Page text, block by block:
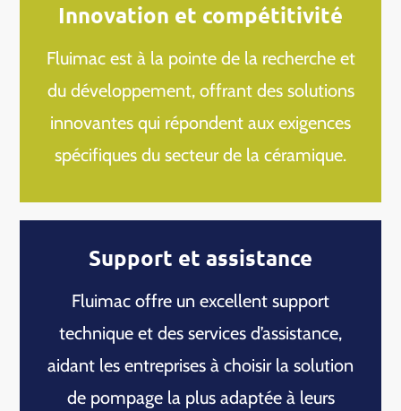
Innovation et compétitivité
Fluimac est à la pointe de la recherche et
du développement, offrant des solutions
innovantes qui répondent aux exigences
spécifiques du secteur de la céramique.
Support et assistance
Fluimac offre un excellent support
technique et des services d’assistance,
aidant les entreprises à choisir la solution
de pompage la plus adaptée à leurs